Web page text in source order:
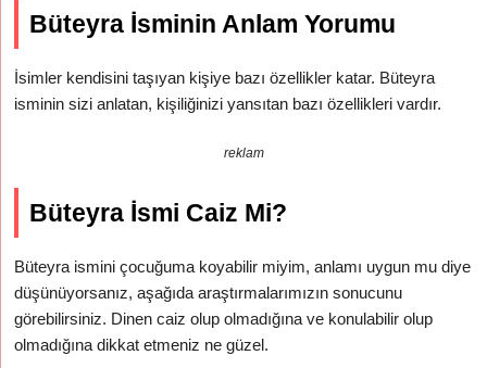
Büteyra İsminin Anlam Yorumu
İsimler kendisini taşıyan kişiye bazı özellikler katar. Büteyra
isminin sizi anlatan, kişiliğinizi yansıtan bazı özellikleri vardır.
reklam
Büteyra İsmi Caiz Mi?
Büteyra ismini çocuğuma koyabilir miyim, anlamı uygun mu diye
düşünüyorsanız, aşağıda araştırmalarımızın sonucunu
görebilirsiniz. Dinen caiz olup olmadığına ve konulabilir olup
olmadığına dikkat etmeniz ne güzel.